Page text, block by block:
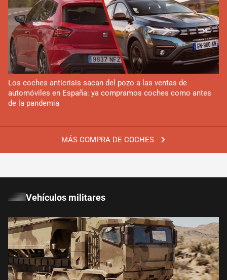
MÁS COMPRA DE COCHES
Los coches anticrisis sacan del pozo a las ventas de
automóviles en España: ya compramos coches como antes
de la pandemia
Vehículos militares